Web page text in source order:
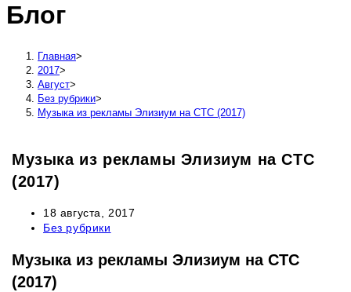
сайту
Блог
Главная>
2017>
Август>
Без рубрики>
Музыка из рекламы Элизиум на СТС (2017)
Музыка из рекламы Элизиум на СТС
(2017)
Запись
опубликована:
18 августа, 2017
Рубрика
Без рубрики
Музыка из рекламы Элизиум на СТС
(2017)